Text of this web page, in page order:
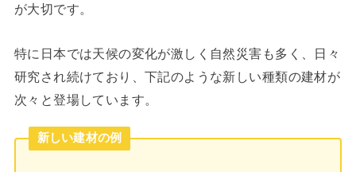
が大切です。
特に日本では天候の変化が激しく自然災害も多く、日々
研究され続けており、下記のような新しい種類の建材が
次々と登場しています。
新しい建材の例